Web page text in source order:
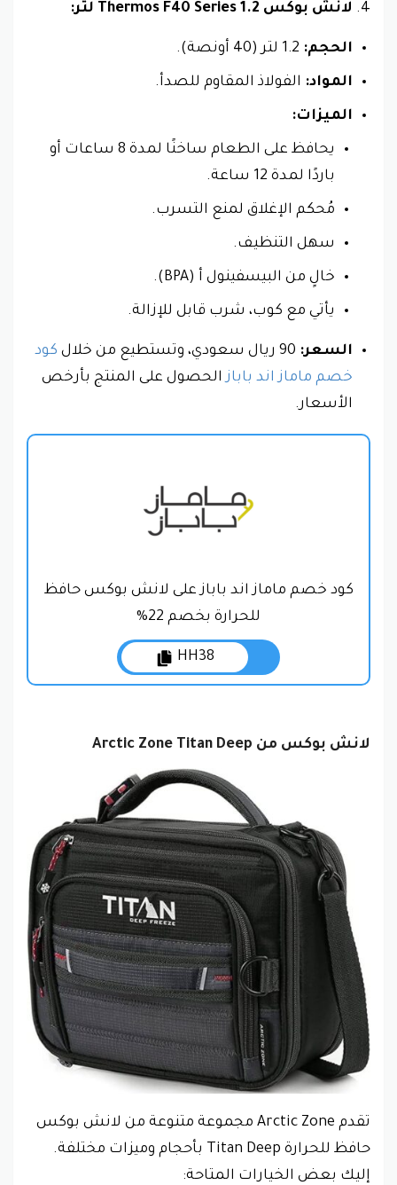
لانش بوكس Thermos F40 Series 1.2 لتر:
الحجم:
المواد: الفولاذ المقاوم للصدأ.
الميزات:
يحافظ على الطعام ساخنًا لمدة 8 ساعات أو
باردًا لمدة 12 ساعة.
مُحكم الإغلاق لمنع التسرب.
سهل التنظيف.
خالٍ من البيسفينول أ (BPA).
يأتي مع كوب، شرب قابل للإزالة.
السعر:
كود
خصم ماماز اند بابازالحصول على المنتج بأرخص
الأسعار.
كود خصم ماماز اند باباز على لانش بوكس حافظ
للحرارة بخصم 22%
HH38
لانش بوكس من Arctic Zone Titan Deep
تقدم Arctic Zone مجموعة متنوعة من لانش بوكس
حافظ للحرارة Titan Deep بأحجام وميزات مختلفة.
إليك بعض الخيارات المتاحة: